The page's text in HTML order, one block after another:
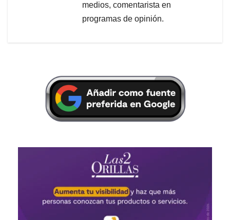
medios, comentarista en
programas de opinión.